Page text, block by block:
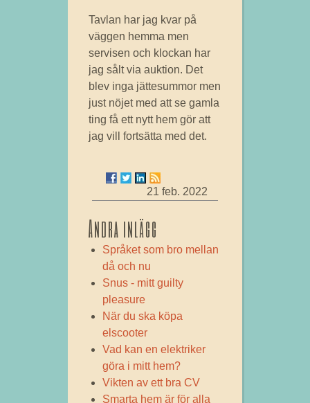
Tavlan har jag kvar på
väggen hemma men
servisen och klockan har
jag sålt via auktion. Det
blev inga jättesummor men
just nöjet med att se gamla
ting få ett nytt hem gör att
jag vill fortsätta med det.
21 feb. 2022
Andra inlägg
Språket som bro mellan
då och nu
Snus - mitt guilty
pleasure
När du ska köpa
elscooter
Vad kan en elektriker
göra i mitt hem?
Vikten av ett bra CV
Smarta hem är för alla